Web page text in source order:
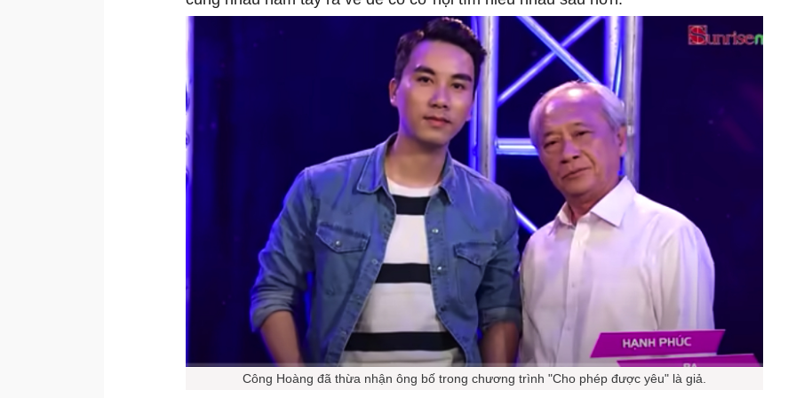
Công Hoàng đã thừa nhận ông bố trong chương trình "Cho phép được yêu" là giả.